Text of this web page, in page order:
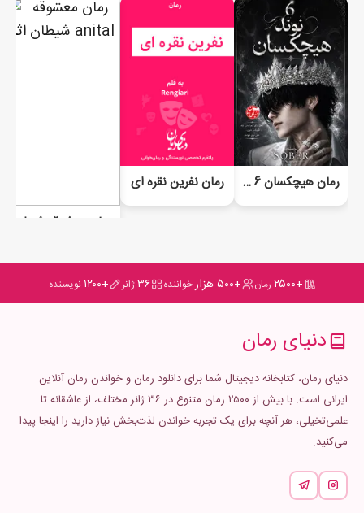
رمان هیچکسان 6 (نوند هیچکسان)
رمان نفرین نقره ای
+۲۵۰۰ رمان +۵۰۰ هزار خواننده ۳۶ژانر +۱۲۰۰ نویسنده
دنیای رمان
دنیای رمان، کتابخانه دیجیتال شما برای دانلود رمان و خواندن رمان آنلاین
ایرانی است. با بیش از ۲۵۰۰ رمان متنوع در ۳۶ ژانر مختلف، از عاشقانه تا
علمی‌تخیلی، هر آنچه برای یک تجربه خواندن لذت‌بخش نیاز دارید را اینجا پیدا
می‌کنید.